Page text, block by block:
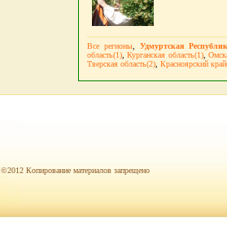
Все регионы, Удмуртская
область(1) ,Курганская область(1),
Тверская область(2) Красноярский
©2012 Копирование материалов запрещено